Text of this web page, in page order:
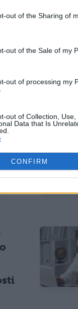
out of the Sharing of
out of the Sale of my
out of processing my
out of Collection,
Data that Is
CONFIRM
del